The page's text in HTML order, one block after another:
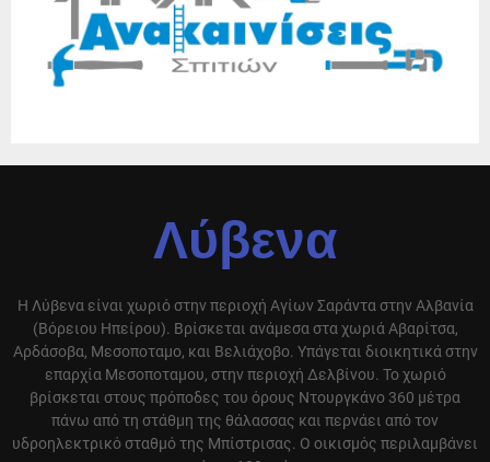
Λύβενα
Η Λύβενα είναι χωριό στην περιοχή Αγίων Σαράντα στην Αλβανία
(Βόρειου Ηπείρου). Βρίσκεται ανάμεσα στα χωριά Αβαρίτσα,
Αρδάσοβα, Μεσοποταμο, και Βελιάχοβο. Υπάγεται διοικητικά στην
επαρχία Μεσοποταμου, στην περιοχή Δελβίνου. Το χωριό
βρίσκεται στους πρόποδες του όρους Ντουργκάνο 360 μέτρα
πάνω από τη στάθμη της θάλασσας και περνάει από τον
υδροηλεκτρικό σταθμό της Μπίστρισας. Ο οικισμός περιλαμβάνει